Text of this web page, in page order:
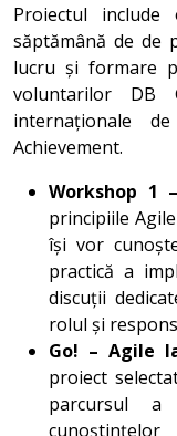
Proiectul
săptămână de de
lucru și formare
voluntarilor DB
internaționale
Achievement.
Workshop 1
principiile
își vor
practică a
discuții
rolul și
Go! – Agile
proiect
parcursul a